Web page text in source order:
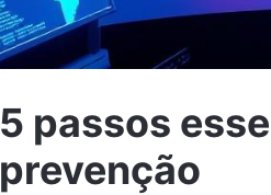
5 passos
prevenção